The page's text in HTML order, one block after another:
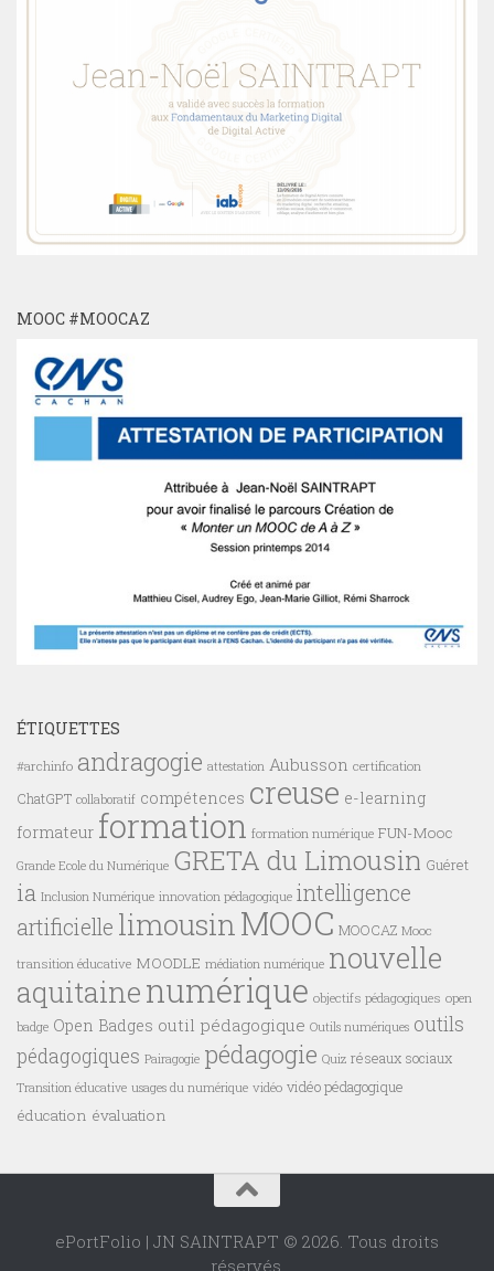
MOOC #MOOCAZ
ÉTIQUETTES
#archinfo andragogie attestation Aubusson certification
ChatGPT collaboratif compétences creuse e-learning
formateur formation formation numérique FUN-Mooc
Grande Ecole du Numérique GRETA du Limousin Guéret
ia Inclusion Numérique innovation pédagogique intelligence
artificielle limousinMOOC MOOCAZ Mooc
transition éducative MOODLE médiation numérique nouvelle
aquitainenumérique objectifs pédagogiques open
badge Open Badges outil pédagogique Outils numériques outils
pédagogiques Pairagogie pédagogie Quiz réseaux sociaux
Transition éducative usages du numérique vidéo vidéo pédagogique
éducation évaluation
ePortFolio | JN SAINTRAPT © 2026. Tous droits
réservés.